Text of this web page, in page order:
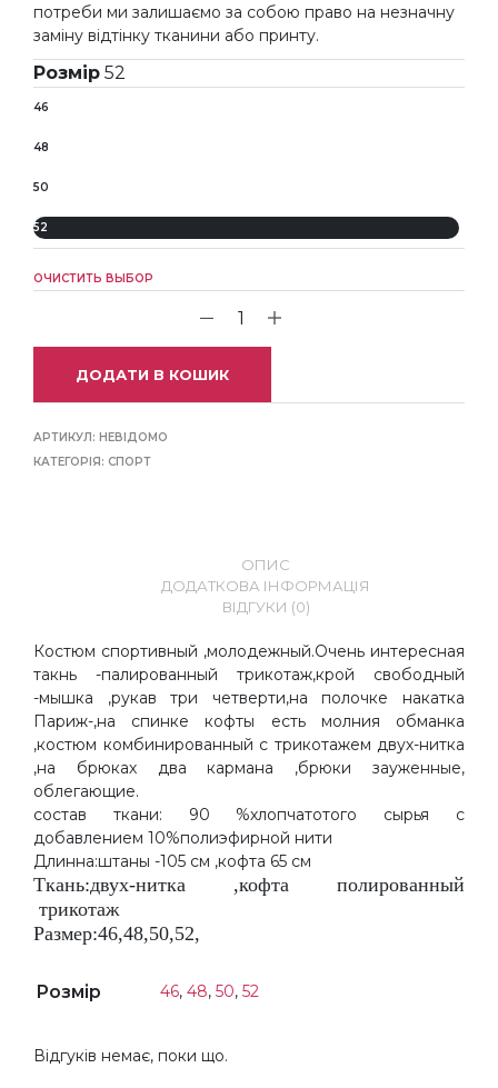
потреби ми залишаємо за собою право на незначну
заміну відтінку тканини або принту.
Розмір 52
46
48
50
52
ОЧИСТИТЬ ВЫБОР
ДОДАТИ В КОШИК
АРТИКУЛ: НЕВІДОМО
КАТЕГОРІЯ: СПОРТ
ОПИС
ДОДАТКОВА ІНФОРМАЦІЯ
ВІДГУКИ (0)
Костюм спортивный ,молодежный.Очень интересная
такнь -палированный трикотаж,крой свободный
-мышка ,рукав три четверти,на полочке накатка
Париж-,на спинке кофты есть молния обманка
,костюм комбинированный с трикотажем двух-нитка
,на брюках два кармана ,брюки зауженные,
облегающие.
состав ткани: 90 %хлопчатотого сырья с
добавлением 10%полиэфирной нити
Длинна:штаны -105 см ,кофта 65 см
Ткань:двух-нитка ,кофта полированный
трикотаж
Размер:46,48,50,52,
Розмір 46, 48, 50, 52
Відгуків немає, поки що.